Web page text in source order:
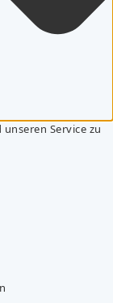
Service zu